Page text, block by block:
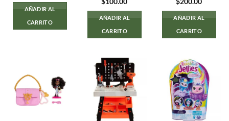
AÑADIR AL
CARRITO
AÑADIR AL
CARRITO
AÑADIR AL
CARRITO